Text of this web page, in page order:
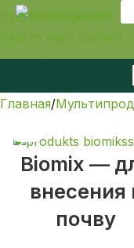
Skip to navigation
Skip to main content
Главная
Biomix —
внесения
почву